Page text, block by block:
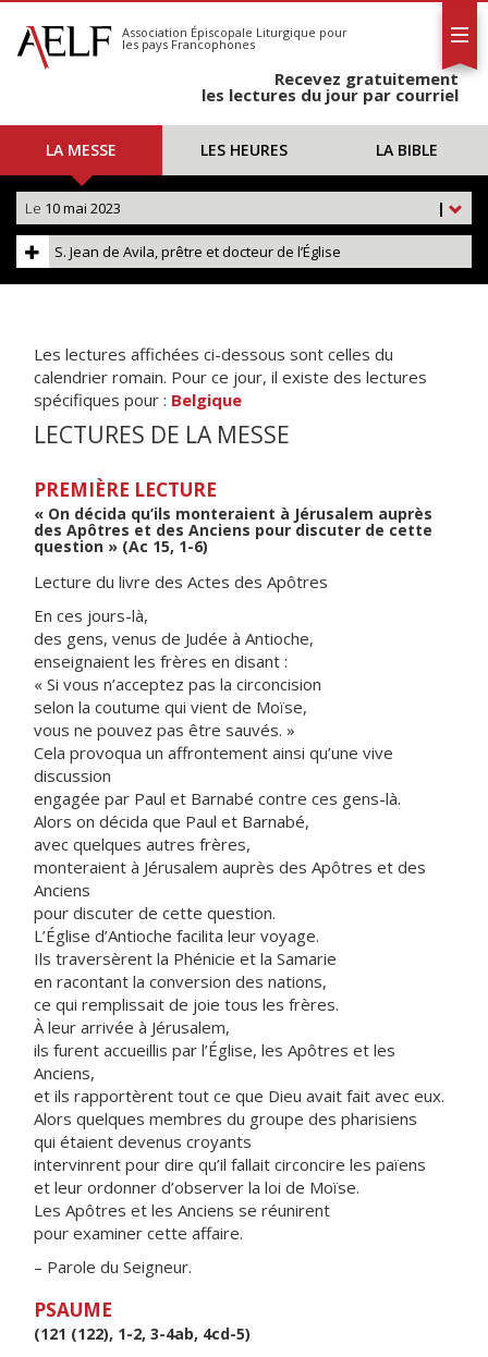
S'abonner
Calendrier
Association Épiscopale Liturgique pour
les pays Francophones
Recevez gratuitement
les lectures du jour par courriel
LA MESSE LES HEURES LA BIBLE
|
Le 10 mai 2023
S. Jean de Avila, prêtre et docteur de l’Église
Les lectures affichées ci-dessous sont celles du
calendrier romain. Pour ce jour, il existe des lectures
spécifiques pour : Belgique
LECTURES DE LA MESSE
PREMIÈRE LECTURE
« On décida qu’ils monteraient à Jérusalem auprès
des Apôtres et des Anciens pour discuter de cette
question » (Ac 15, 1-6)
Lecture du livre des Actes des Apôtres
En ces jours-là,
des gens, venus de Judée à Antioche,
enseignaient les frères en disant :
« Si vous n’acceptez pas la circoncision
selon la coutume qui vient de Moïse,
vous ne pouvez pas être sauvés. »
Cela provoqua un affrontement ainsi qu’une vive
discussion
engagée par Paul et Barnabé contre ces gens-là.
Alors on décida que Paul et Barnabé,
avec quelques autres frères,
monteraient à Jérusalem auprès des Apôtres et des
Anciens
pour discuter de cette question.
L’Église d’Antioche facilita leur voyage.
Ils traversèrent la Phénicie et la Samarie
en racontant la conversion des nations,
ce qui remplissait de joie tous les frères.
À leur arrivée à Jérusalem,
ils furent accueillis par l’Église, les Apôtres et les
Anciens,
et ils rapportèrent tout ce que Dieu avait fait avec eux.
Alors quelques membres du groupe des pharisiens
qui étaient devenus croyants
intervinrent pour dire qu’il fallait circoncire les païens
et leur ordonner d’observer la loi de Moïse.
Les Apôtres et les Anciens se réunirent
pour examiner cette affaire.
– Parole du Seigneur.
PSAUME
(121 (122), 1-2, 3-4ab, 4cd-5)